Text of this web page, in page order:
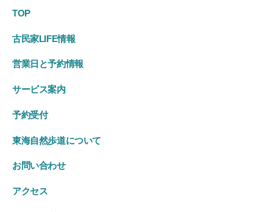
送
り
TOP
古民家LIFE情報
営業日と予約情報
サービス案内
予約受付
東海自然歩道について
お問い合わせ
アクセス